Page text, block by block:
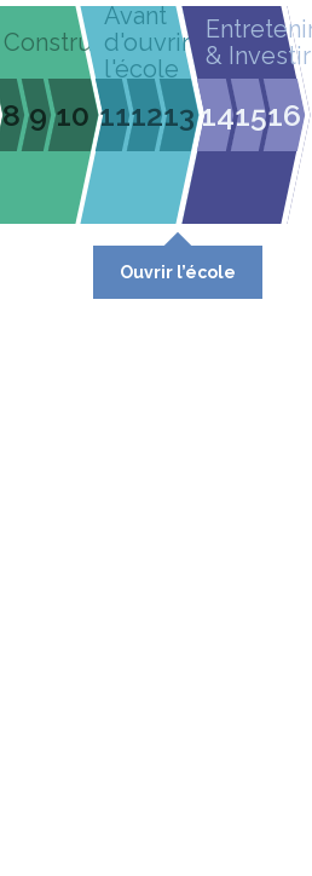
Construire
8 9 10
Avant
d'ouvrir
l'école
111213
Ouvrir l’école
& Investir
141516